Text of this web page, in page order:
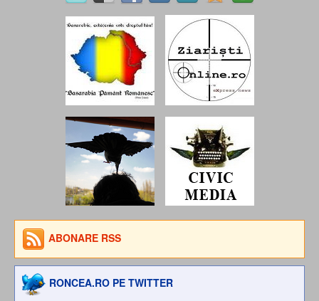
ABONARE RSS
RONCEA.RO PE TWITTER